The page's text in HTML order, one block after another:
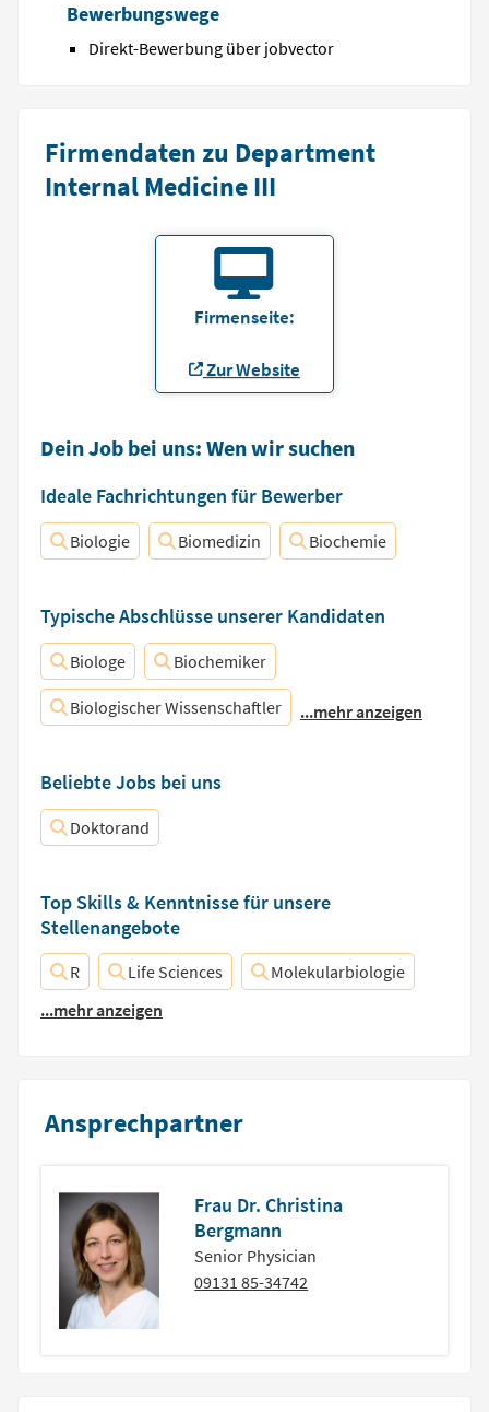
Bewerbungswege
Direkt-Bewerbung über jobvector
Firmendaten zu Department
Internal Medicine III
Firmenseite:
Zur Website
Dein Job bei uns: Wen wir suchen
Ideale Fachrichtungen für Bewerber
Biologie Biomedizin Biochemie
Typische Abschlüsse unserer Kandidaten
Biologe Biochemiker
Biologischer Wissenschaftler ...mehr anzeigen
Beliebte Jobs bei uns
Doktorand
Top Skills & Kenntnisse für unsere
Stellenangebote
R Life Sciences
Molekularbiologie
...mehr anzeigen
Ansprechpartner
Frau Dr. Christina
Bergmann
Senior Physician
09131 85-34742